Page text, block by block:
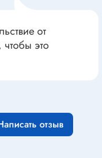
от
это
отзыв